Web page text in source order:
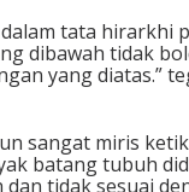
dalam tata hirarkhi
dibawah tidak
yang diatas.”
sangat miris
batang tubuh
dan tidak sesuai